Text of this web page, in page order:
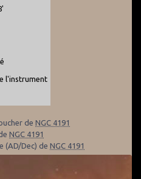
l'instrument
de NGC 4191
NGC 4191
(AD/Dec) de NGC 4191